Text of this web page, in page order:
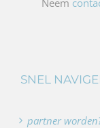
SNEL
partner